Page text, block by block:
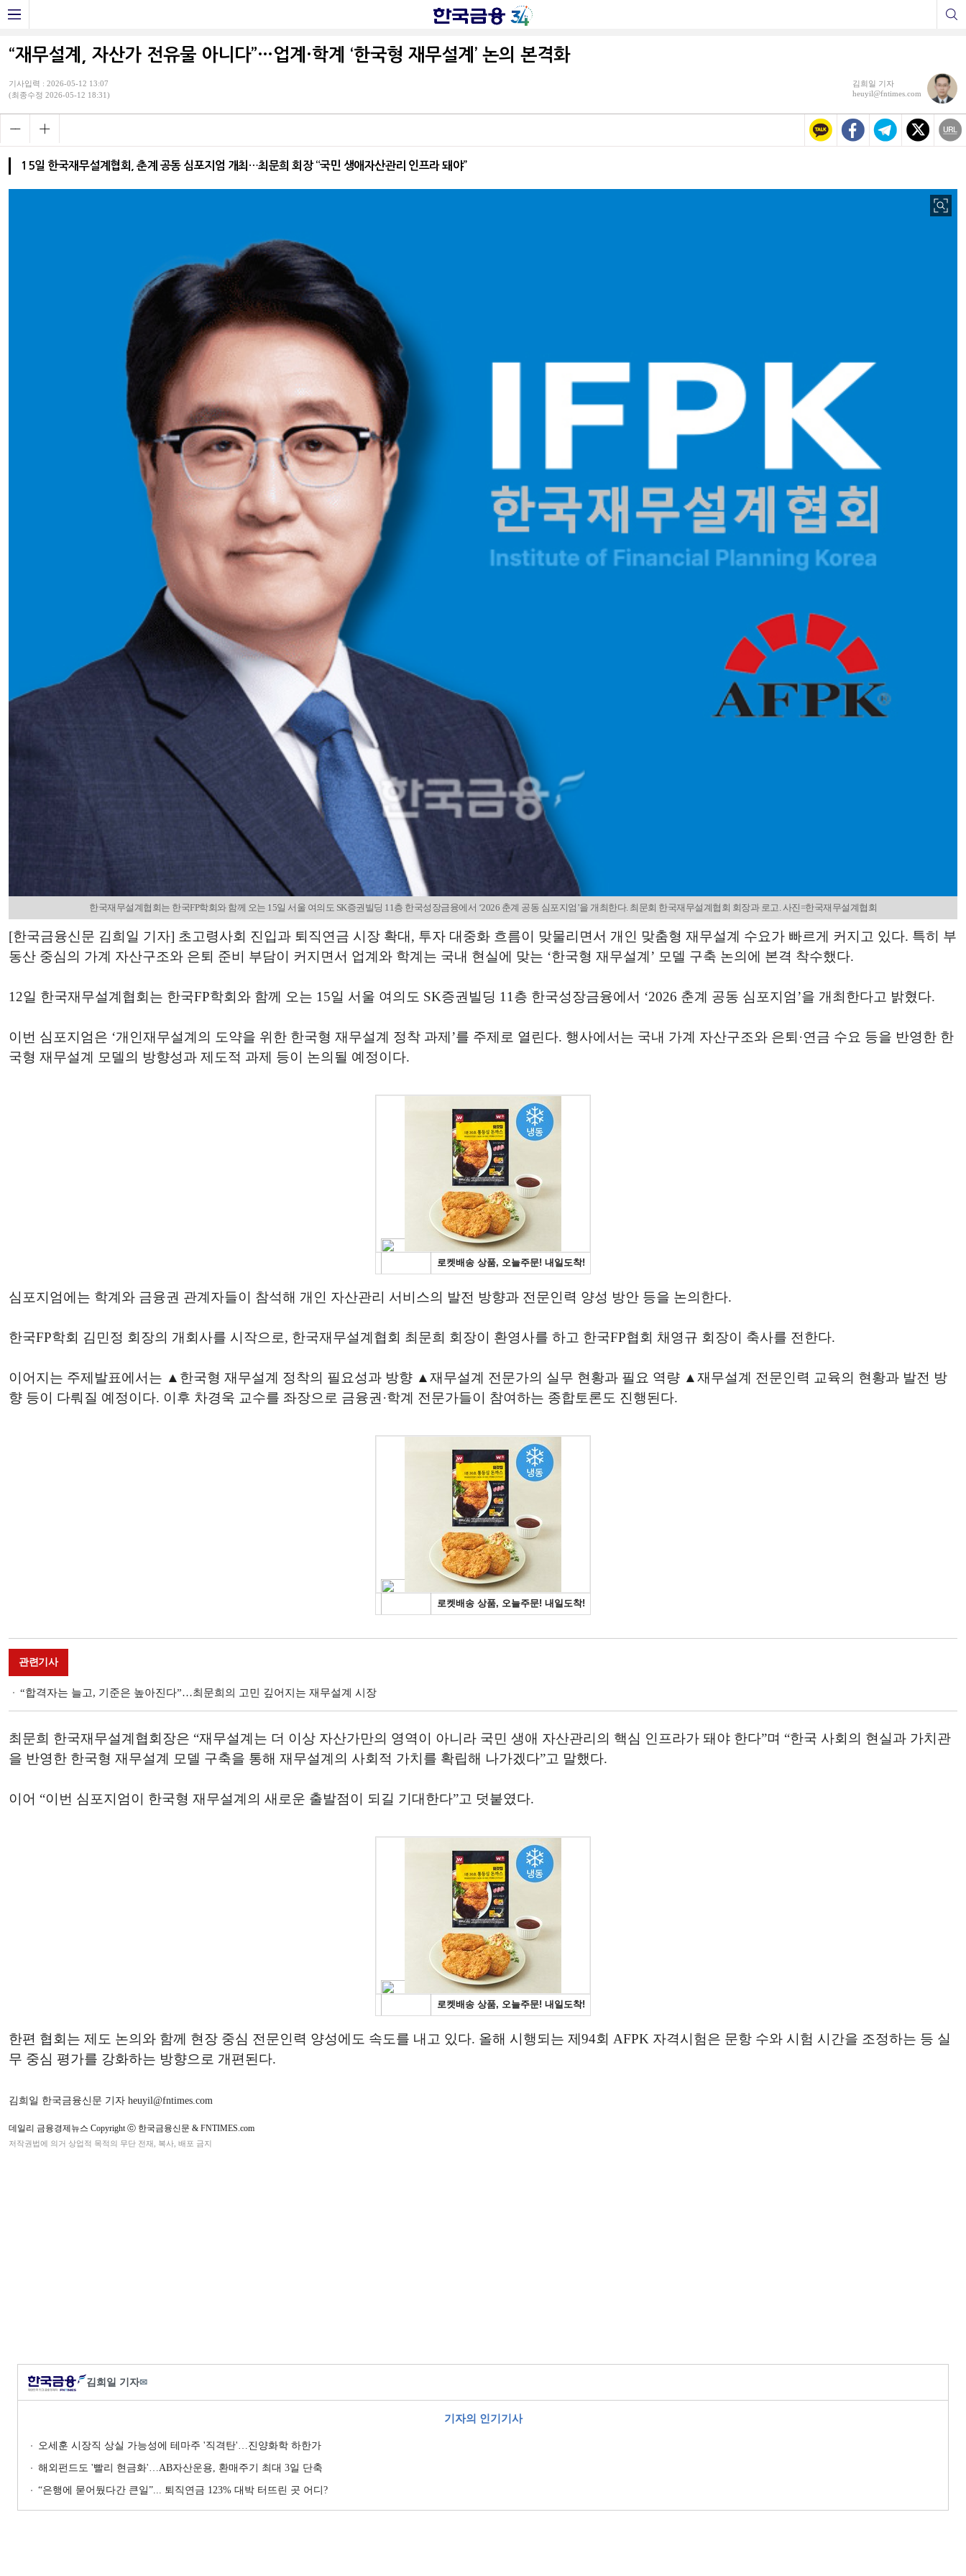
“재무설계, 자산가 전유물 아니다”…업계·학계 ‘한국형 재무설계’ 논의 본격화
기사입력 : 2026-05-12 13:07
(최종수정 2026-05-12 18:31)
김희일 기자
heuyil@fntimes.com
15일 한국재무설계협회, 춘계 공동 심포지엄 개최…최문희 회장 “국민 생애자산관리 인프라 돼야”
한국재무설계협회는 한국FP학회와 함께 오는 15일 서울 여의도 SK증권빌딩 11층 한국성장금융에서 ‘2026 춘계 공동 심포지엄’을 개최한다. 최문회 한국재무설계협회 회장과 로고. 사진=한국재무설계협회
[한국금융신문 김희일 기자] 초고령사회 진입과 퇴직연금 시장 확대, 투자 대중화 흐름이 맞물리면서 개인 맞춤형 재무설계 수요가 빠르게 커지고 있다. 특히 부
동산 중심의 가계 자산구조와 은퇴 준비 부담이 커지면서 업계와 학계는 국내 현실에 맞는 ‘한국형 재무설계’ 모델 구축 논의에 본격 착수했다.
12일 한국재무설계협회는 한국FP학회와 함께 오는 15일 서울 여의도 SK증권빌딩 11층 한국성장금융에서 ‘2026 춘계 공동 심포지엄’을 개최한다고 밝혔다.
이번 심포지엄은 ‘개인재무설계의 도약을 위한 한국형 재무설계 정착 과제’를 주제로 열린다. 행사에서는 국내 가계 자산구조와 은퇴·연금 수요 등을 반영한 한
국형 재무설계 모델의 방향성과 제도적 과제 등이 논의될 예정이다.
심포지엄에는 학계와 금융권 관계자들이 참석해 개인 자산관리 서비스의 발전 방향과 전문인력 양성 방안 등을 논의한다.
한국FP학회 김민정 회장의 개회사를 시작으로, 한국재무설계협회 최문희 회장이 환영사를 하고 한국FP협회 채영규 회장이 축사를 전한다.
이어지는 주제발표에서는 ▲한국형 재무설계 정착의 필요성과 방향 ▲재무설계 전문가의 실무 현황과 필요 역량 ▲재무설계 전문인력 교육의 현황과 발전 방
향 등이 다뤄질 예정이다. 이후 차경욱 교수를 좌장으로 금융권·학계 전문가들이 참여하는 종합토론도 진행된다.
관련기사
“합격자는 늘고, 기준은 높아진다”…최문희의 고민 깊어지는 재무설계 시장
최문희 한국재무설계협회장은 “재무설계는 더 이상 자산가만의 영역이 아니라 국민 생애 자산관리의 핵심 인프라가 돼야 한다”며 “한국 사회의 현실과 가치관
을 반영한 한국형 재무설계 모델 구축을 통해 재무설계의 사회적 가치를 확립해 나가겠다”고 말했다.
이어 “이번 심포지엄이 한국형 재무설계의 새로운 출발점이 되길 기대한다”고 덧붙였다.
한편 협회는 제도 논의와 함께 현장 중심 전문인력 양성에도 속도를 내고 있다. 올해 시행되는 제94회 AFPK 자격시험은 문항 수와 시험 시간을 조정하는 등 실
무 중심 평가를 강화하는 방향으로 개편된다.
김희일 한국금융신문 기자 heuyil@fntimes.com
데일리 금융경제뉴스 Copyright ⓒ 한국금융신문 & FNTIMES.com
저작권법에 의거 상업적 목적의 무단 전재, 복사, 배포 금지
김희일 기자✉
기자의 인기기사
오세훈 시장직 상실 가능성에 테마주 '직격탄'…진양화학 하한가
해외펀드도 '빨리 현금화'…AB자산운용, 환매주기 최대 3일 단축
“은행에 묻어뒀다간 큰일”... 퇴직연금 123% 대박 터뜨린 곳 어디?